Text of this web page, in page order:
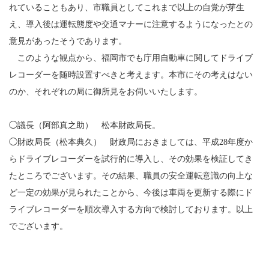
れていることもあり、市職員としてこれまで以上の自覚が芽生
え、導入後は運転態度や交通マナーに注意するようになったとの
意見があったそうであります。
このような観点から、福岡市でも庁用自動車に関してドライブ
レコーダーを随時設置すべきと考えます。本市にその考えはない
のか、それぞれの局に御所見をお伺いいたします。
◯議長（阿部真之助） 松本財政局長。
◯財政局長（松本典久） 財政局におきましては、平成28年度か
らドライブレコーダーを試行的に導入し、その効果を検証してき
たところでございます。その結果、職員の安全運転意識の向上な
ど一定の効果が見られたことから、今後は車両を更新する際にド
ライブレコーダーを順次導入する方向で検討しております。以上
でございます。